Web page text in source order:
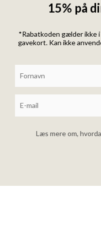
15% på
*Rabatkoden gælder ikke
gavekort. Kan ikke
Læs mere om,